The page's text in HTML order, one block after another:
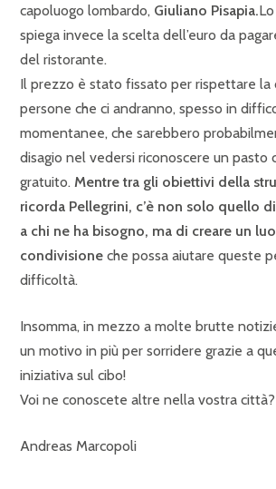
capoluogo lombardo, Giuliano Pisapia.
spiega invece la scelta dell’euro da
del ristorante.
Il prezzo è stato fissato per rispettare la
persone che ci andranno, spesso in
momentanee, che sarebbero
disagio nel vedersi riconoscere un pasto
gratuito. Mentre tra gli obiettivi della
ricorda Pellegrini, c’è non solo quello
a chi ne ha bisogno, ma di creare un
condivisione che possa aiutare queste
difficoltà.
Insomma, in mezzo a molte brutte
un motivo in più per sorridere grazie a
iniziativa sul cibo!
Voi ne conoscete altre nella vostra città?
Andreas Marcopoli